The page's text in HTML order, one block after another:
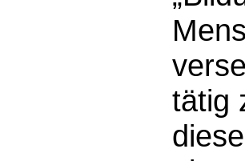
tätig